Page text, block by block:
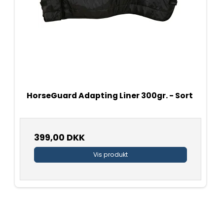
HorseGuard Adapting Liner 300gr. - Sort
399,00 DKK
Vis produkt